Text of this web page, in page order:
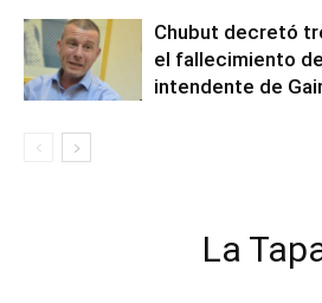
Chubut decretó
el fallecimiento
intendente de
La